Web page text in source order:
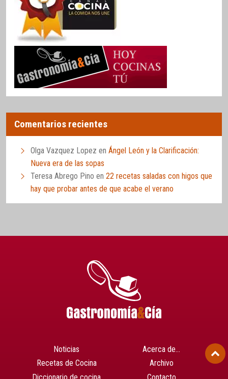
Comentarios recientes
Olga Vazquez Lopez en Ángel León y la Clarificación:
Nueva era de las sopas
Teresa Abrego Pino en 22 recetas saladas con higos que
hay que probar antes de que acabe el verano
Noticias
Recetas de Cocina
Acerca de…
Archivo